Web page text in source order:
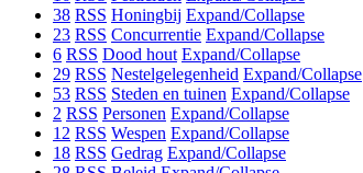
38 RSS Honingbij Expand/Collapse
23 RSS Concurrentie Expand/Collapse
6 RSS Dood hout Expand/Collapse
29 RSS Nestelgelegenheid Expand/Collapse
53 RSS Steden en tuinen Expand/Collapse
2 RSS Personen Expand/Collapse
12 RSS Wespen Expand/Collapse
18 RSS Gedrag Expand/Collapse